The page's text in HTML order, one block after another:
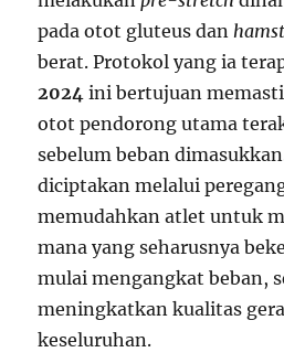
pada otot gluteus dan
berat. Protokol yang ia
2024 ini bertujuan
otot pendorong utama
sebelum beban
diciptakan melalui
memudahkan atlet untuk
mana yang seharusnya
mulai mengangkat beban,
meningkatkan kualitas
keseluruhan.